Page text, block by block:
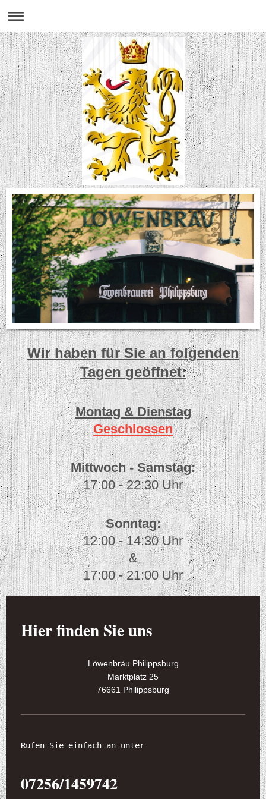
Wir haben für Sie an folgenden
Tagen geöffnet:
Montag & Dienstag
Geschlossen
Mittwoch - Samstag:
17:00 - 22:30 Uhr
Sonntag:
12:00 - 14:30 Uhr
&
17:00 - 21:00 Uhr
Hier finden Sie uns
Löwenbräu Philippsburg
Marktplatz 25
76661 Philippsburg
07256/1459742